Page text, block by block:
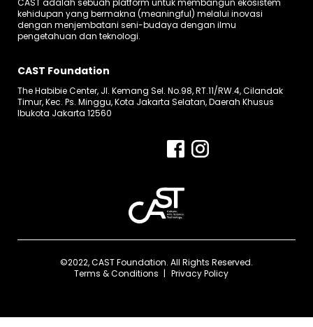
kehidupan yang bermakna (meaningful) melalui inovasi
dengan menjembatani seni-budaya dengan ilmu
pengetahuan dan teknologi.
CAST Foundation
The Habibie Center, Jl. Kemang Sel. No.98, RT.11/RW.4, Cilandak
Timur, Kec. Ps. Minggu, Kota Jakarta Selatan, Daerah Khusus
Ibukota Jakarta 12560
©2022, CAST Foundation. All Rights Reserved.
Terms & Conditions
Privacy Policy